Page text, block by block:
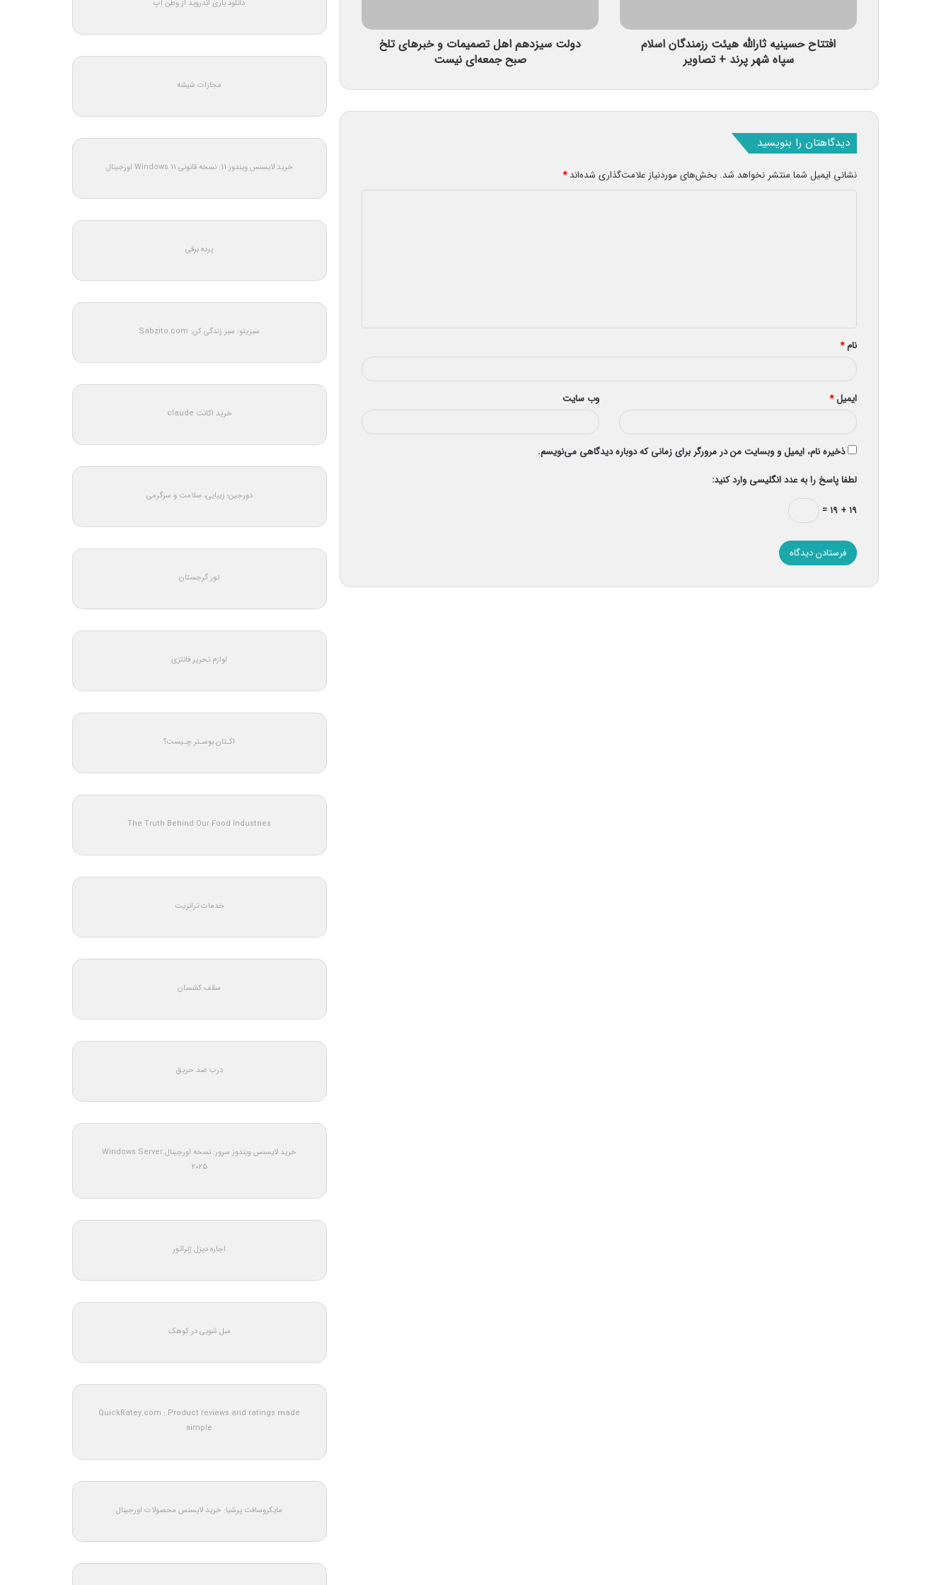
افتتاح حسینیه ثارالله هیئت رزمندگان اسلام
سپاه شهر پرند + تصاویر
دولت سیزدهم اهل تصمیمات و خبرهای تلخ
صبح جمعه‌ای نیست
دیدگاهتان را بنویسید
نشانی ایمیل شما منتشر نخواهد شد. بخش‌های موردنیاز علامت‌گذاری شده‌اند*
*
نام*
ایمیل* وب‌ سایت
ذخیره نام، ایمیل و وبسایت من در مرورگر برای زمانی که دوباره دیدگاهی می‌نویسم.
لطفا پاسخ را به عدد انگلیسی وارد کنید:
۱۹ + ۱۹ =
دانلود بازی اندروید از وطن اپ
مجازات شیشه
خرید لایسنس ویندوز 11: نسخه قانونی Windows 11 اورجینال
پرده برقی
سبزیتو: سبز زندگی کن: Sabzito.com
خرید اکانت claude
دورجین؛ زیبایی، سلامت و سرگرمی
تور گرجستان
لوازم تحریر فانتزی
اکـتان بوسـتر چـیست؟
The Truth Behind Our Food Industries
خدمات ترانزیت
سقف کشسان
درب ضد حریق
خرید لایسنس ویندوز سرور: نسخه اورجینال Windows Server
2025
اجاره دیزل ژنراتور
مبل شویی در کوهک
QuickRatey.com : Product reviews and ratings made
simple
مایکروسافت پرشیا: خرید لایسنس محصولات اورجینال